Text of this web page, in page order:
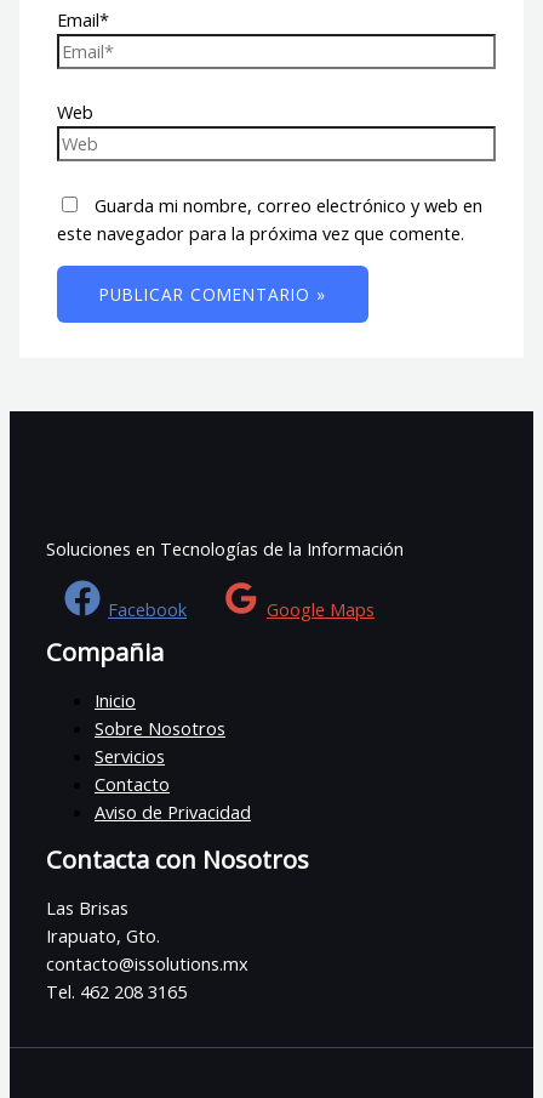
Email*
Web
Guarda mi nombre, correo electrónico y web en
este navegador para la próxima vez que comente.
Soluciones en Tecnologías de la Información
Facebook Google Maps
Compañia
Inicio
Sobre Nosotros
Servicios
Contacto
Aviso de Privacidad
Contacta con Nosotros
Las Brisas
Irapuato, Gto.
contacto@issolutions.mx
Tel. 462 208 3165